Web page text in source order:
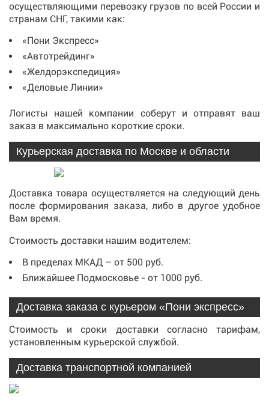
осуществляющими перевозку грузов по всей России и
странам СНГ, такими как:
«Пони Экспресс»
«Автотрейдинг»
«Желдорэкспедиция»
«Деловые Линии»
Логисты нашей компании соберут и отправят ваш
заказ в максимально короткие сроки.
Курьерская доставка по Москве и области
Доставка товара осуществляется на следующий день
после формирования заказа, либо в другое удобное
Вам время.
Стоимость доставки нашим водителем:
В пределах МКАД – от 500 руб.
Ближайшее Подмосковье - от 1000 руб.
Доставка заказа с курьером «Пони экспресс»
Стоимость и сроки доставки согласно тарифам,
установленным курьерской службой.
Доставка транспортной компанией